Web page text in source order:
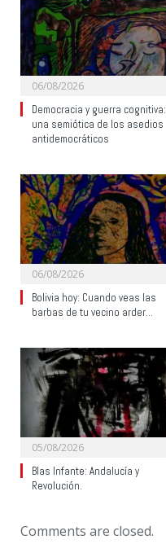
06/08/2026
Democracia y guerra cognitiva:
una semiótica de los asedios
antidemocráticos
06/08/2026
Bolivia hoy: Cuando veas las
barbas de tu vecino arder…
05/08/2026
Blas Infante: Andalucía y
Revolución.
Comments are closed.